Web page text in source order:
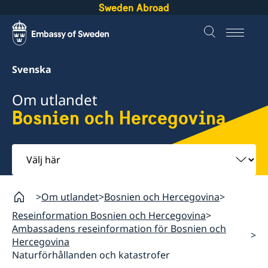
Sweden Abroad
Svenska
Om utlandet
Bosnien och Hercegovina
Välj
här
Om utlandet Bosnien och Hercegovina
Reseinformation Bosnien och Hercegovina
Ambassadens reseinformation för Bosnien och
Hercegovina
Naturförhållanden och katastrofer